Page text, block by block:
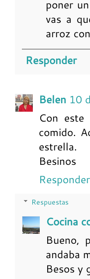
poner
vas a
arroz
Responder
Belen 10
Con
comido.
estrella.
Besinos
Responder
Respuestas
Cocina
Bueno,
andaba
Besos y